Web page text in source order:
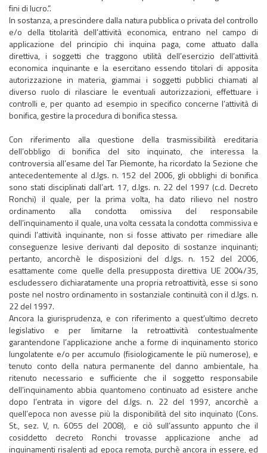
fini di lucro.”.
In sostanza, a prescindere dalla natura pubblica o privata del controllo
e/o della titolarità dell’attività economica, entrano nel campo di
applicazione del principio chi inquina paga, come attuato dalla
direttiva, i soggetti che traggono utilità dell’esercizio dell’attività
economica inquinante e la esercitano essendo titolari di apposita
autorizzazione in materia, giammai i soggetti pubblici chiamati al
diverso ruolo di rilasciare le eventuali autorizzazioni, effettuare i
controlli e, per quanto ad esempio in specifico concerne l’attività di
bonifica, gestire la procedura di bonifica stessa.
Con riferimento alla questione della trasmissibilità ereditaria
dell’obbligo di bonifica del sito inquinato, che interessa la
controversia all’esame del Tar Piemonte, ha ricordato la Sezione che
antecedentemente al d.lgs. n. 152 del 2006, gli obblighi di bonifica
sono stati disciplinati dall’art. 17, d.lgs. n. 22 del 1997 (c.d. Decreto
Ronchi) il quale, per la prima volta, ha dato rilievo nel nostro
ordinamento alla condotta omissiva del responsabile
dell’inquinamento il quale, una volta cessata la condotta commissiva e
quindi l’attività inquinante, non si fosse attivato per rimediare alle
conseguenze lesive derivanti dal deposito di sostanze inquinanti;
pertanto, ancorchè le disposizioni del d.lgs. n. 152 del 2006,
esattamente come quelle della presupposta direttiva UE 2004/35,
escludessero dichiaratamente una propria retroattività, esse si sono
poste nel nostro ordinamento in sostanziale continuità con il d.lgs. n.
22 del 1997.
Ancora la giurisprudenza, e con riferimento a quest’ultimo decreto
legislativo e per limitarne la retroattività contestualmente
garantendone l’applicazione anche a forme di inquinamento storico
lungolatente e/o per accumulo (fisiologicamente le più numerose), e
tenuto conto della natura permanente del danno ambientale, ha
ritenuto necessario e sufficiente che il soggetto responsabile
dell’inquinamento abbia quantomeno continuato ad esistere anche
dopo l’entrata in vigore del d.lgs. n. 22 del 1997, ancorchè a
quell’epoca non avesse più la disponibilità del sito inquinato (Cons.
St., sez. V, n. 6055 del 2008), e ciò sull’assunto appunto che il
cosiddetto decreto Ronchi trovasse applicazione anche ad
inquinamenti risalenti ad epoca remota, purchè ancora in essere, ed